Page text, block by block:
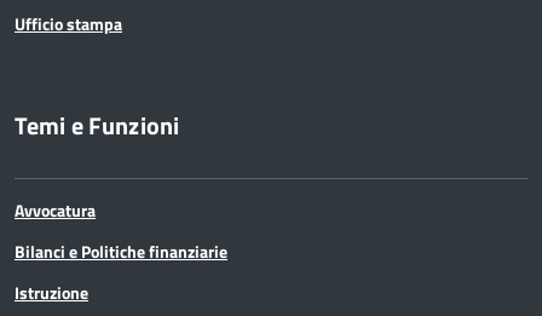
Ufficio stampa
Temi e Funzioni
Avvocatura
Bilanci e Politiche finanziarie
Istruzione